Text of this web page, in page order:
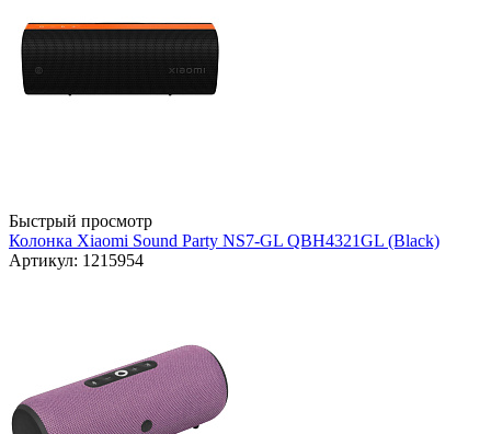
Быстрый просмотр
Колонка Xiaomi Sound Party NS7-GL QBH4321GL (Black)
Артикул: 1215954